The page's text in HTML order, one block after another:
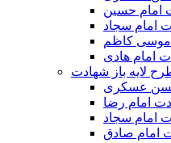
امام حسین
امام سجاد
موسی کاظم
امام هادی
لایه باز شهادت
عسکری
امام رضا
امام سجاد
امام صادق